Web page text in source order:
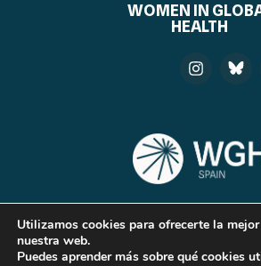
WOMEN IN
HEALTH
© 2026 Women in Global Health
Utilizamos cookies para ofrecerte la
nuestra web.
Puedes aprender más sobre qué cookies